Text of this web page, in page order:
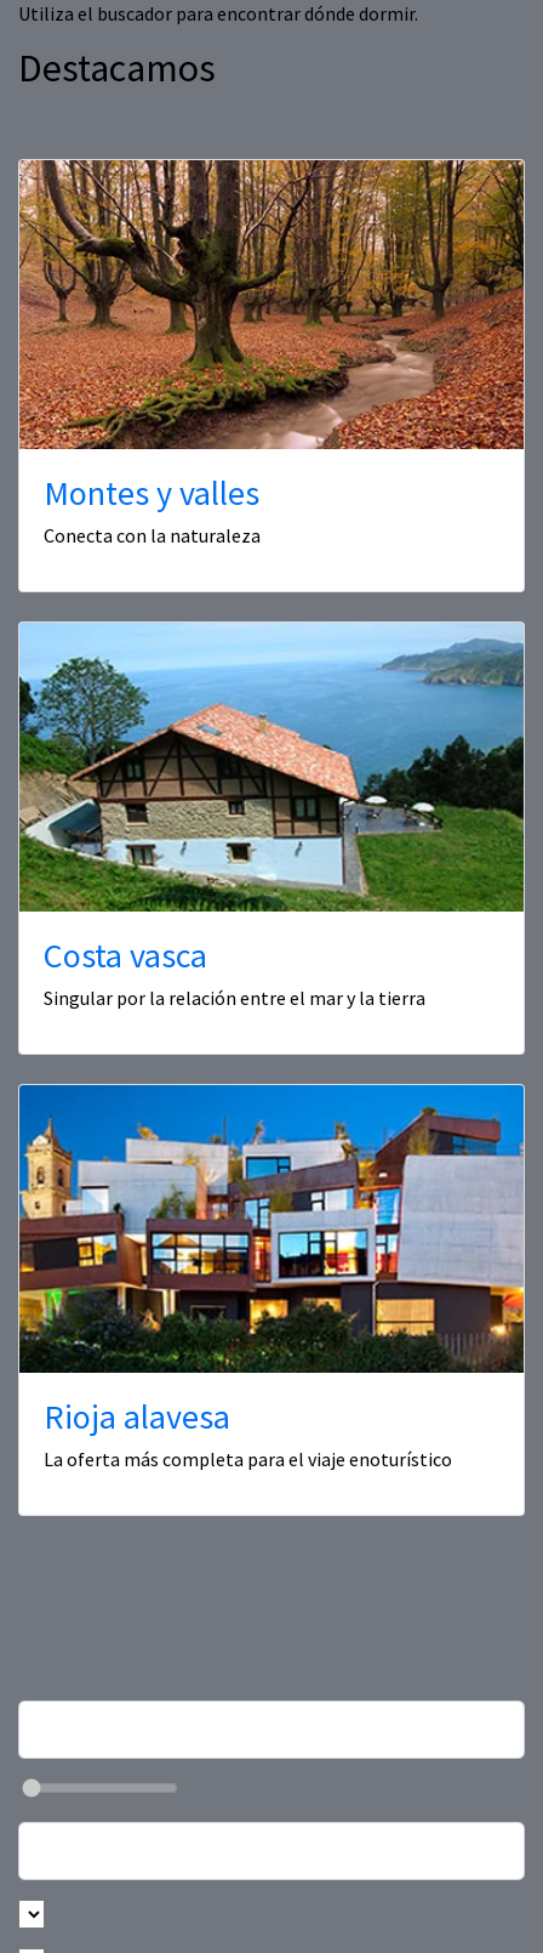
Utiliza el buscador para encontrar dónde dormir.
Destacamos
Montes y valles
Conecta con la naturaleza
Costa vasca
Singular por la relación entre el mar y la tierra
Rioja alavesa
La oferta más completa para el viaje enoturístico